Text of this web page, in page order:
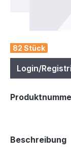
82 Stück
Login/
Beschreibung